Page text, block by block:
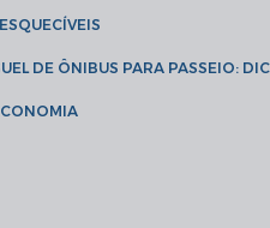
DE ÔNIBUS PARA PASSEIO: